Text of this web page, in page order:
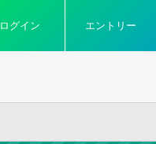
ログイン エントリー